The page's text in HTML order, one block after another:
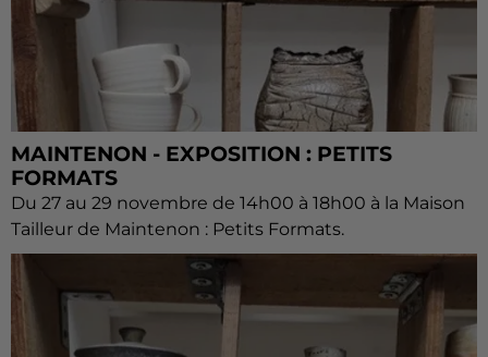
MAINTENON - EXPOSITION : PETITS
FORMATS
Du 27 au 29 novembre de 14h00 à 18h00 à la Maison
Tailleur de Maintenon : Petits Formats.